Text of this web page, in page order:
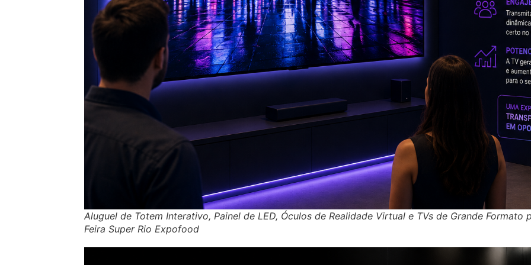
Aluguel de Totem Interativo, Painel de LED, Óculos de Realidade Virtual e TVs de Grande Formato
Feira Super Rio Expofood